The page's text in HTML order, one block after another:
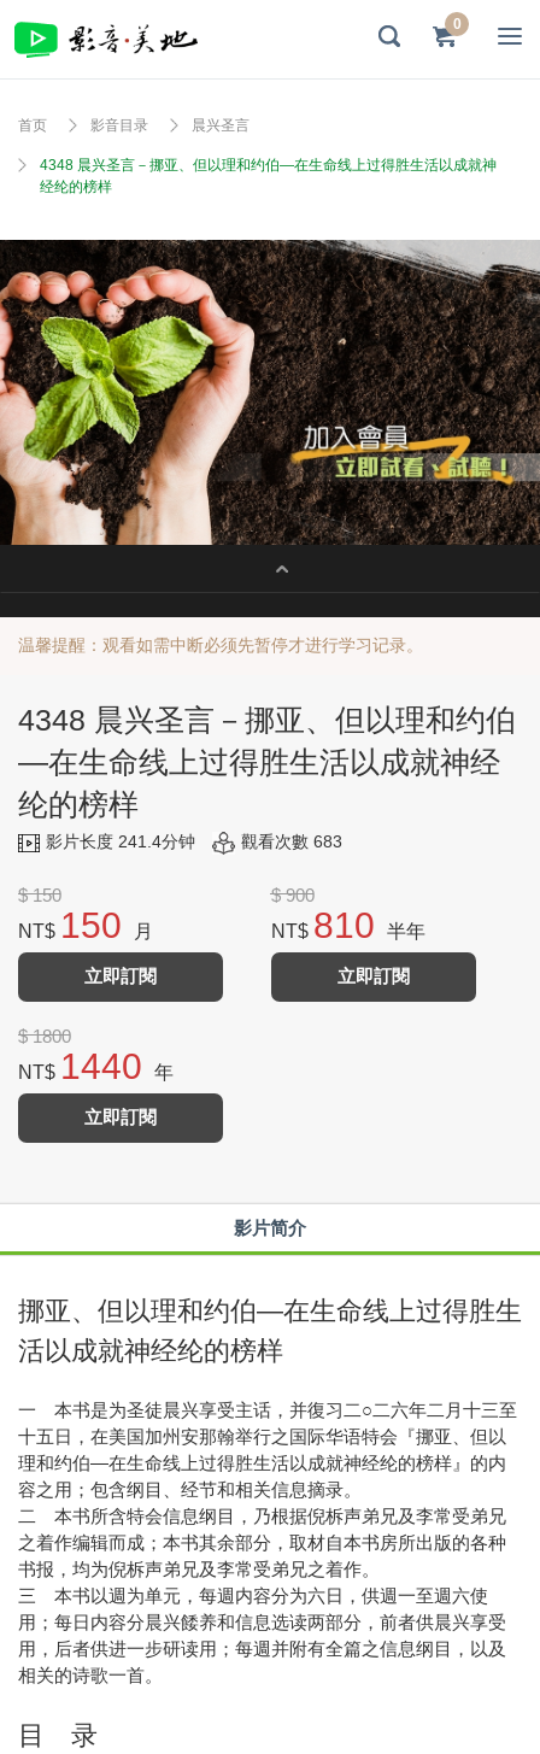
0
首页 影音目录 晨兴圣言
4348 晨兴圣言－挪亚、但以理和约伯—在生命线上过得胜生活以成就神
经纶的榜样
温馨提醒：观看如需中断必须先暂停才进行学习记录。
4348 晨兴圣言－挪亚、但以理和约伯
—在生命线上过得胜生活以成就神经
纶的榜样
影片长度 241.4分钟 觀看次數 683
$ 150
NT$ 150 月
立即訂閱
$ 900
NT$ 810 半年
立即訂閱
$ 1800
NT$ 1440 年
立即訂閱
影片简介
挪亚、但以理和约伯—在生命线上过得胜生
活以成就神经纶的榜样
一 本书是为圣徒晨兴享受主话，并復习二○二六年二月十三至
十五日，在美国加州安那翰举行之国际华语特会『挪亚、但以
理和约伯—在生命线上过得胜生活以成就神经纶的榜样』的内
容之用；包含纲目、经节和相关信息摘录。
二 本书所含特会信息纲目，乃根据倪柝声弟兄及李常受弟兄
之着作编辑而成；本书其余部分，取材自本书房所出版的各种
书报，均为倪柝声弟兄及李常受弟兄之着作。
三 本书以週为单元，每週内容分为六日，供週一至週六使
用；每日内容分晨兴餧养和信息选读两部分，前者供晨兴享受
用，后者供进一步研读用；每週并附有全篇之信息纲目，以及
相关的诗歌一首。
目 录